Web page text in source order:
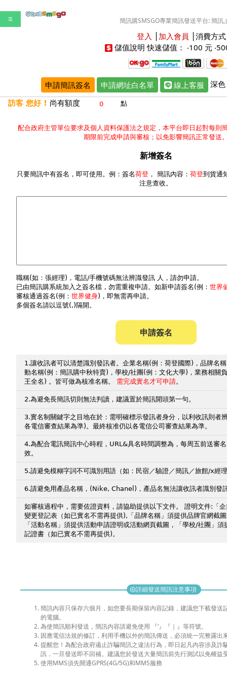
☰ 簡訊購SMSGO專業簡訊發送平台: 簡訊
登入 加入會員
消費方式
儲值說明 快速儲值： ‧100 元 ‧
申請簡訊簽名 申請網址白名單 線上客服 深
訪客 您好 ! 尚有額度 點
配合政府主管單位要求及個人資料保護法之規定，本平台即日起對每則
期限前完成申請與審核；以免影響簡訊正常發送
新增簽名
只要簡訊中有簽名，即可使用。例：簽名荷登， 簡訊內容： 荷登到貨通
注意查收。
職稱(如：張經理)，電話/手機號碼無法辨識發訊 人，請勿申請。
已由簡訊購系統加入之簽名檔，勿需重複申請。如新申請簽名(例： 世界
審核通過簽名(例： 世界健身)，即無需再申請。
多個簽名請以逗號(,)隔開。
申請簽名
1.讓收訊者可以清楚識別發訊者。企業名稱(例：荷登國際)，品牌名
動名稱(例：簡訊購中秋特賣)，學校/社團(例：文化大學)，業務相關
王全名) 。皆可做為核准名稱。 需完成實名才可申請。
2.為避免長簡訊切則無法判讀，建議置於簡訊開頭第一句。
3.實名制關鍵字之目地在於：需明確標示發訊者身分，以利收訊則者
各電信審查結果為準)。最終核准仍以各電信公司審查結果為準。
4.為配合電訊簡訊中心時程，URL&具名時間調整為，每周五前送審
效。
5.請避免模糊字詞不可識別用語（如：民宿／驗證／簡訊／旅館/x經
6.請避免用產品名稱，(Nike, Chanel)，產品名無法讓收訊者識別發
如審核過程中，需要佐證資料，請協助提供以下文件。 證明文件:「
變更登記表（如已實名不需再提供),「品牌名稱」須提供品牌官網截
「活動名稱」須提供活動申請證明或活動網頁截圖，「學校/社團」
記證書（如已實名不需再提供)。
add_circle詳細發送簡訊注意事項
簡訊內容只保存六個月，如您要長期保留內容記錄，建議您下載發送
的電腦。
為使簡訊順利發送，簡訊內容請避免使用 『‘』『｜』等符號。
因應電信法規的修訂，利用手機以外的簡訊傳送，必須統一完整露出
提醒您！為配合政府遏止詐騙簡訊之違法行為，即日起凡內容涉及詐
訊，一旦發送即不回補。建議您於發送大量簡訊前先行測試以免權益
使用MMS須先開通GPRS(4G/5G)和MMS服務